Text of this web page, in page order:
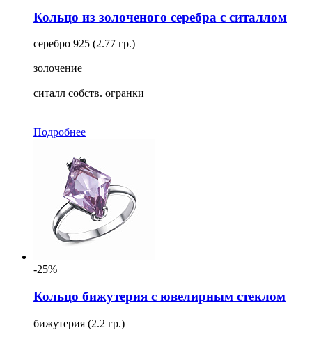
Кольцо из золоченого серебра с ситаллом
серебро 925 (2.77 гр.)
золочение
ситалл собств. огранки
Подробнее
-25%
Кольцо бижутерия с ювелирным стеклом
бижутерия (2.2 гр.)